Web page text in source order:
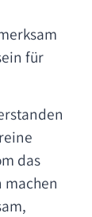
für
das
machen